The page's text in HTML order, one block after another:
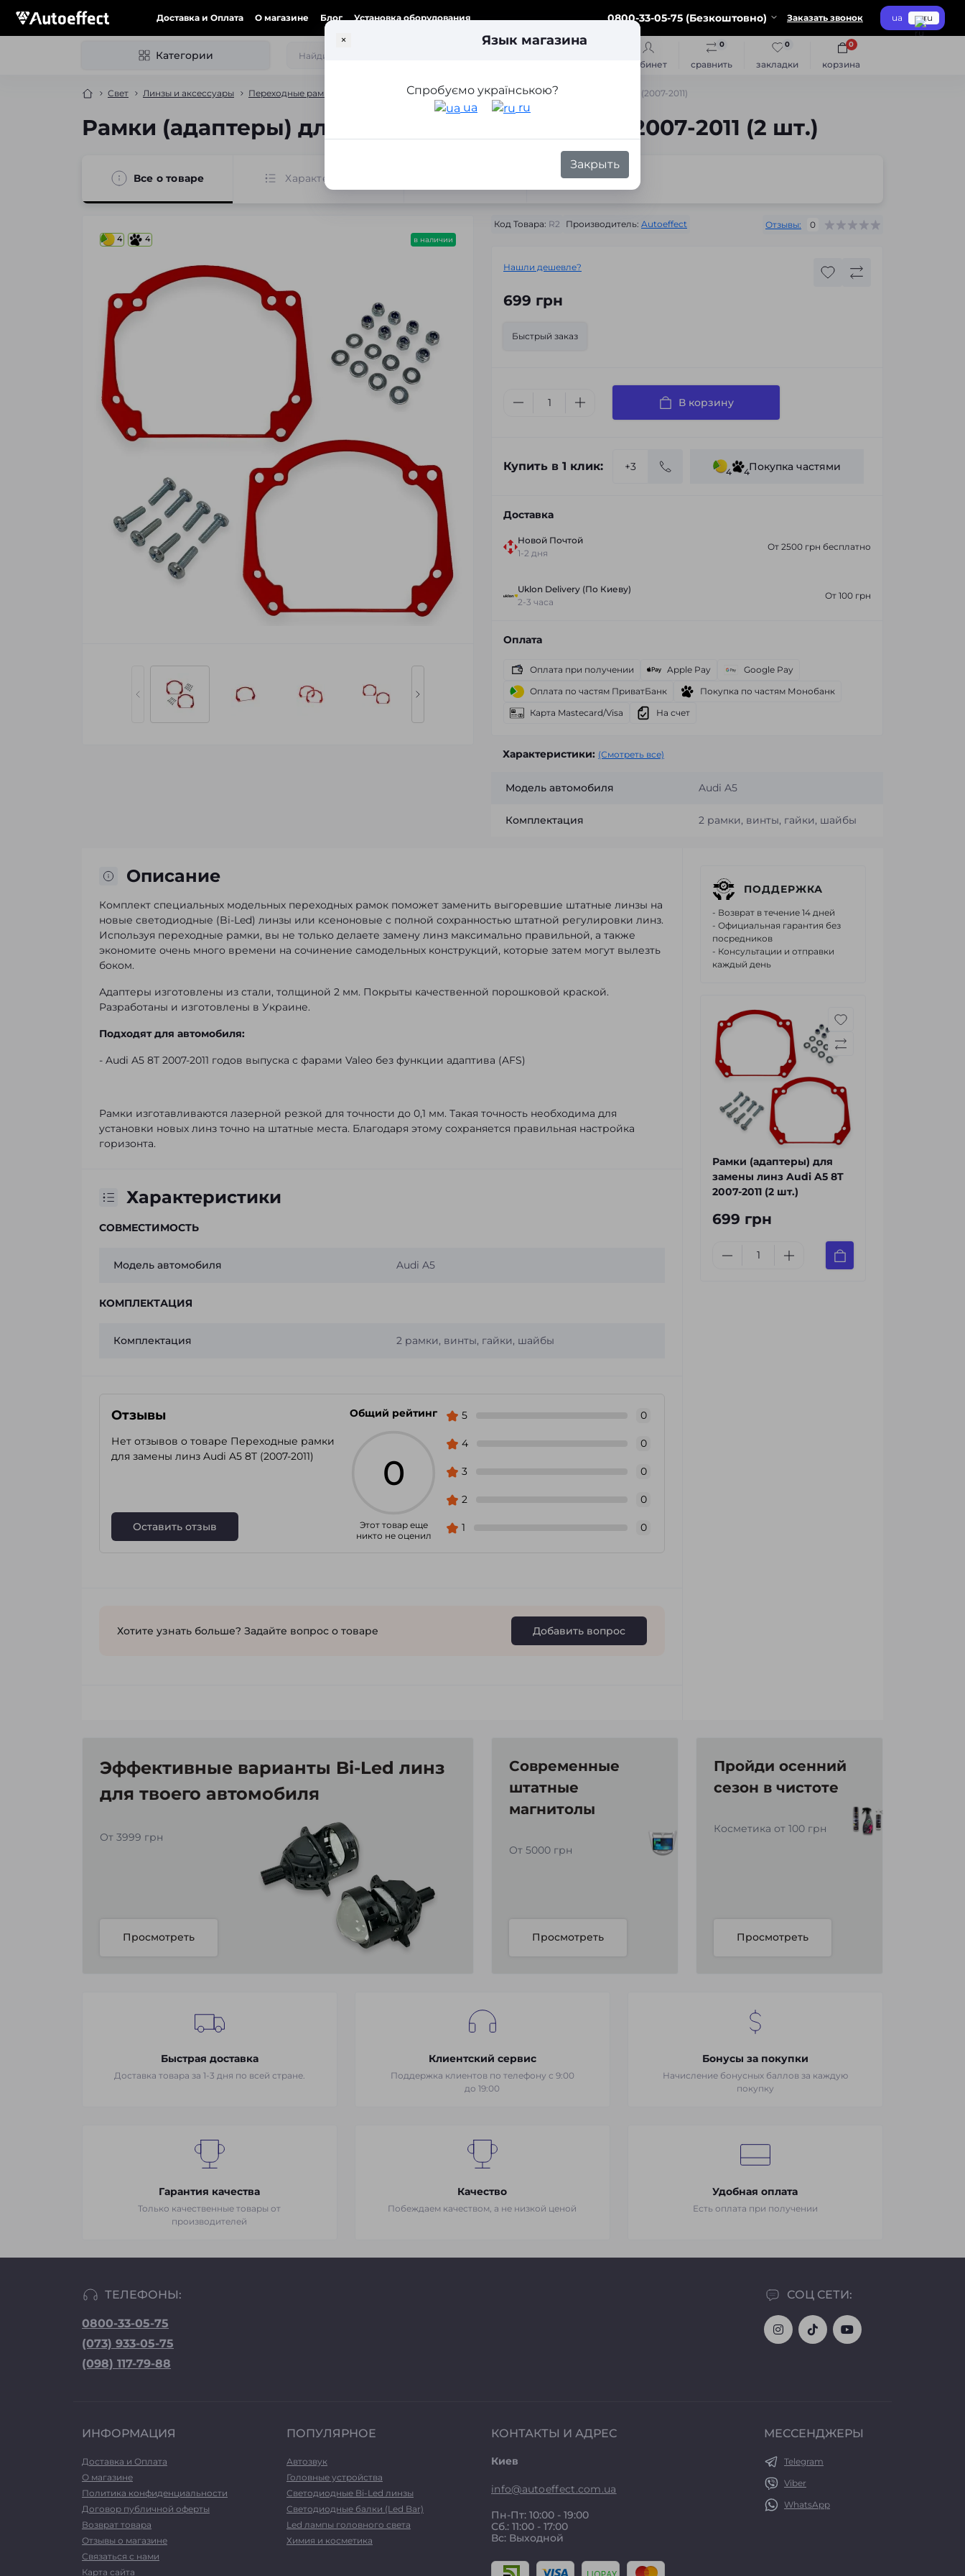
Доставка и Оплата О магазине Блог Установка оборудования 0800-33-05-75 (Безкоштовно) Заказать звонок ua ru
Категории
кабинет сравнить
0
закладки
0
корзина
0
Свет Линзы и аксессуары Переходные рамки для замены линз Переходные рамки для замены линз Audi A5 8T (2007-2011)
× Язык магазина
Спробуємо українською?
ua
ru
Закрыть
Рамки (адаптеры) для замены линз Audi A5 8T 2007-2011 (2 шт.)
Все о товаре Характеристики Вопросы
4 4 в наличии
Код Товара: R2 Производитель: Autoeffect Отзывы: 0
Нашли дешевле?
699 грн
Быстрый заказ
В корзину
Купить в 1 клик: 4 4Покупка частями
Доставка
Новой Почтой
1-2 дня
От 2500 грн бесплатно
Uklon Delivery (По Киеву)
2-3 часа
От 100 грн
Оплата
Оплата при получении Apple Pay
Google Pay
Оплата по частям ПриватБанк
Покупка по частям Монобанк
Карта Mastecard/Visa
На счет
Характеристики: (Смотреть все)
Модель автомобиля Audi A5
Комплектация 2 рамки, винты, гайки, шайбы
Описание
Комплект специальных модельных переходных рамок поможет заменить выгоревшие штатные линзы на
новые светодиодные (Bi-Led) линзы или ксеноновые с полной сохранностью штатной регулировки линз.
Используя переходные рамки, вы не только делаете замену линз максимально правильной, а также
экономите очень много времени на сочинение самодельных конструкций, которые затем могут вылезть
боком.
Адаптеры изготовлены из стали, толщиной 2 мм. Покрыты качественной порошковой краской.
Разработаны и изготовлены в Украине.
Подходят для автомобиля:
- Audi A5 8T 2007-2011 годов выпуска с фарами Valeo без функции адаптива (AFS)
Рамки изготавливаются лазерной резкой для точности до 0,1 мм. Такая точность необходима для
установки новых линз точно на штатные места. Благодаря этому сохраняется правильная настройка
горизонта.
Характеристики
СОВМЕСТИМОСТЬ
Модель автомобиля Audi A5
КОМПЛЕКТАЦИЯ
Комплектация 2 рамки, винты, гайки, шайбы
Отзывы
Нет отзывов о товаре Переходные рамки
для замены линз Audi A5 8T (2007-2011)
Оставить отзыв
Общий рейтинг
0
Этот товар еще
никто не оценил
5 0
4 0
3 0
2 0
1 0
Хотите узнать больше? Задайте вопрос о товаре Добавить вопрос
ПОДДЕРЖКА
- Возврат в течение 14 дней
- Официальная гарантия без
посредников
- Консультации и отправки
каждый день
Рамки (адаптеры) для
замены линз Audi A5 8T
2007-2011 (2 шт.)
699 грн
Эффективные варианты Bi-Led линз
для твоего автомобиля
От 3999 грн
Просмотреть
Современные
штатные
магнитолы
От 5000 грн
Просмотреть
Пройди осенний
сезон в чистоте
Косметика от 100 грн
Просмотреть
Быстрая доставка
Доставка товара за 1-3 дня по всей стране.
Клиентский сервис
Поддержка клиентов по телефону с 9:00
до 19:00
Бонусы за покупки
Начисление бонусных баллов за каждую
покупку
Гарантия качества
Только качественные товары от
производителей
Качество
Побеждаем качеством, а не низкой ценой
Удобная оплата
Есть оплата при получении
ТЕЛЕФОНЫ:
0800-33-05-75
(073) 933-05-75
(098) 117-79-88
СОЦ СЕТИ:
ИНФОРМАЦИЯ
Доставка и Оплата
О магазине
Политика конфиденциальности
Договор публичной оферты
Возврат товара
Отзывы о магазине
Связаться с нами
Карта сайта
ПОПУЛЯРНОЕ
Автозвук
Головные устройства
Светодиодные Bi-Led линзы
Светодиодные балки (Led Bar)
Led лампы головного света
Химия и косметика
КОНТАКТЫ И АДРЕС
Киев
info@autoeffect.com.ua
Пн-Пт: 10:00 - 19:00
Сб.: 11:00 - 17:00
Вс: Выходной
МЕССЕНДЖЕРЫ
Telegram
Viber
WhatsApp